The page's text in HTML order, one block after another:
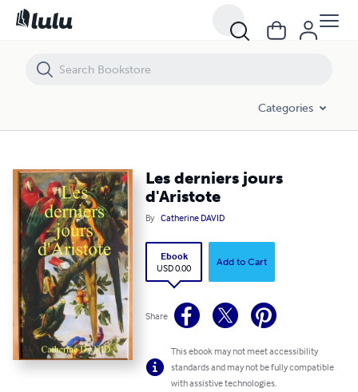
Categories
Les derniers jours
d'Aristote
By Catherine DAVID
Ebook
USD 0.00
Add to Cart
Share
This ebook may not meet accessibility
standards and may not be fully compatible
with assistive technologies.
Les derniers jours d'Aristote